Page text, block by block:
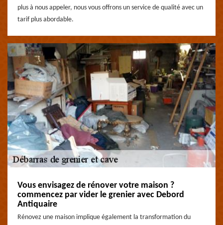
plus à nous appeler, nous vous offrons un service de qualité avec un
tarif plus abordable.
Vous envisagez de rénover votre maison ?
commencez par vider le grenier avec Debord
Antiquaire
Rénovez une maison implique également la transformation du